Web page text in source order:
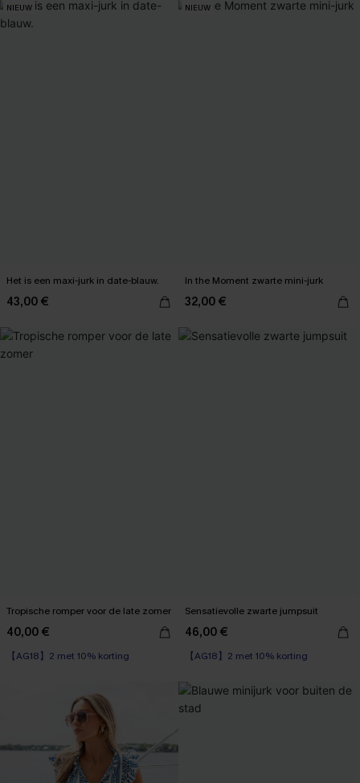
NIEUW
Het is een maxi-jurk in date-blauw.
43,00 €
NIEUW
In the Moment zwarte mini-jurk
32,00 €
Tropische romper voor de late zomer
40,00 €
【AG18】2 met 10% korting
Sensatievolle zwarte jumpsuit
46,00 €
【AG18】2 met 10% korting